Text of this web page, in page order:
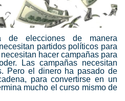
de elecciones de manera
partidos políticos para
hacer campañas para
Las campañas necesitan
Pero el dinero ha pasado de
para convertirse en un
mucho el curso mismo de